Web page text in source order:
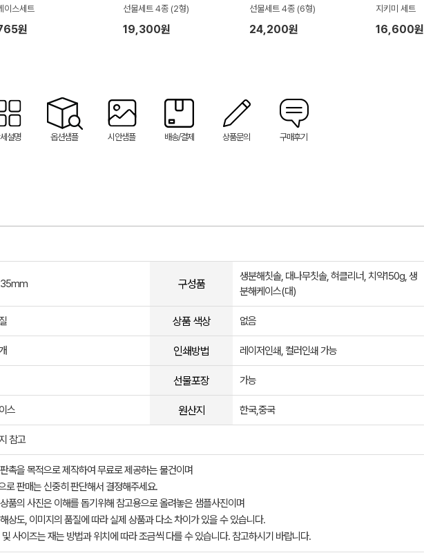
이스세트
원
선물세트 4종 (2형)
19,300원
선물세트 4종 (6형)
24,200원
지키미 세트
16,600원
설명 옵션샘플 시안샘플 배송/결제 상품문의 구매후기
구성품
생분해칫솔, 대나무칫솔, 혀클리너, 치약150g, 생
분해케이스(대)
상품 색상 없음
인쇄방법 레이저인쇄, 컬러인쇄 가능
선물포장 가능
스 원산지 한국,중국
참고
촉을 목적으로 제작하여 무료로 제공하는 물건이며
로 판매는 신중히 판단해서 결정해주세요.
품의 사진은 이해를 돕기위해 참고용으로 올려놓은 샘플사진이며
상도, 이미지의 품질에 따라 실제 상품과 다소 차이가 있을 수 있습니다.
사이즈는 재는 방법과 위치에 따라 조금씩 다를 수 있습니다. 참고하시기 바랍니다.